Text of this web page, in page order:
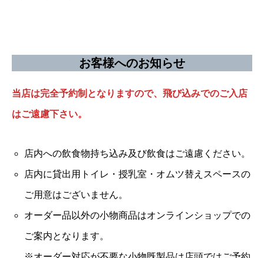
お客様へのお知らせ
当店は完全予約制となりますので、飛び込みでのご入店
はご遠慮下さい。
店内への飲食物持ち込み及び飲食はご遠慮ください。
店内に貸出用トイレ・授乳室・オムツ替えスペースの
ご用意はございません。
オーダー品以外の小物商品はオンラインショップでの
ご案内となります。